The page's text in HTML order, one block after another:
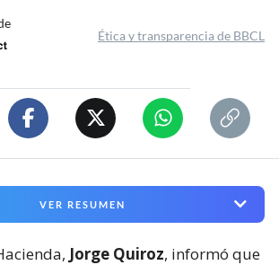
Ética y transparencia de BBCL
VER RESUMEN
Jorge Quiroz, informó que